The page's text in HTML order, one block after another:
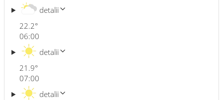
22.2°
detalii
06:00
21.9°
detalii
07:00
detalii